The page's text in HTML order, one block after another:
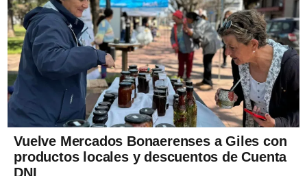
Vuelve Mercados Bonaerenses a Giles con
productos locales y descuentos de Cuenta
DNI